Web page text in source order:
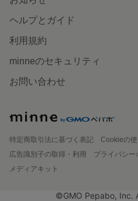
ヘルプとガイド
利用規約
minneのセキュリティ
お問い合わせ
特定商取引法に基づく表記
Cookieの
広告識別子の取得・利用
プライバシー
メディアキット
©GMO Pepabo, Inc.